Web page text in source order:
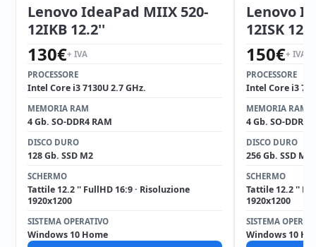
Lenovo IdeaPad MIIX 520-
12IKB 12.2''
130€+ IVA
PROCESSORE
Intel Core i3 7130U 2.7 GHz.
MEMORIA RAM
4 Gb. SO-DDR4 RAM
DISCO DURO
128 Gb. SSD M2
SCHERMO
Tattile 12.2 '' FullHD 16:9 · Risoluzione
1920x1200
SISTEMA OPERATIVO
Windows 10 Home
Lenovo
12ISK
150€+ IVA
PROCESSORE
Intel Core i3
MEMORIA RAM
4 Gb. SO-DDR4
DISCO DURO
256 Gb. SSD M2
SCHERMO
Tattile 12.2 ''
1920x1200
SISTEMA
Windows 10